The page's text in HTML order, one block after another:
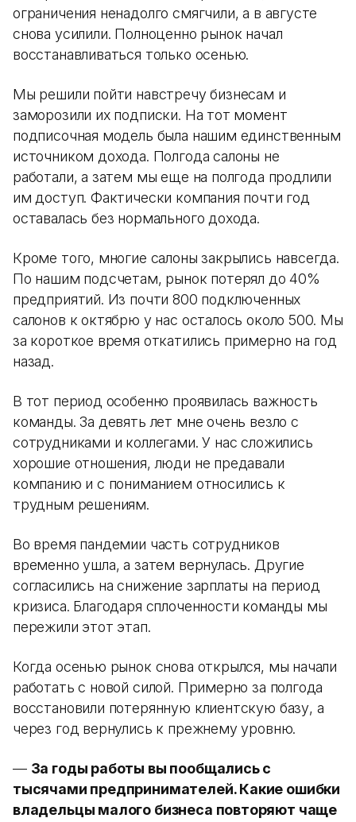
ограничения ненадолго смягчили, а в августе
снова усилили. Полноценно рынок начал
восстанавливаться только осенью.
Мы решили пойти навстречу бизнесам и
заморозили их подписки. На тот момент
подписочная модель была нашим единственным
источником дохода. Полгода салоны не
работали, а затем мы еще на полгода продлили
им доступ. Фактически компания почти год
оставалась без нормального дохода.
Кроме того, многие салоны закрылись навсегда.
По нашим подсчетам, рынок потерял до 40%
предприятий. Из почти 800 подключенных
салонов к октябрю у нас осталось около 500. Мы
за короткое время откатились примерно на год
назад.
В тот период особенно проявилась важность
команды. За девять лет мне очень везло с
сотрудниками и коллегами. У нас сложились
хорошие отношения, люди не предавали
компанию и с пониманием относились к
трудным решениям.
Во время пандемии часть сотрудников
временно ушла, а затем вернулась. Другие
согласились на снижение зарплаты на период
кризиса. Благодаря сплоченности команды мы
пережили этот этап.
Когда осенью рынок снова открылся, мы начали
работать с новой силой. Примерно за полгода
восстановили потерянную клиентскую базу, а
через год вернулись к прежнему уровню.
— За годы работы вы пообщались с
тысячами предпринимателей. Какие ошибки
владельцы малого бизнеса повторяют чаще